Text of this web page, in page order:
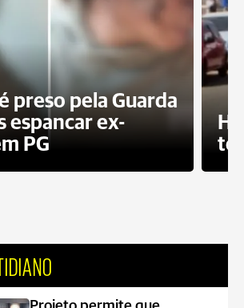
preso pela Guarda
espancar ex-
PG